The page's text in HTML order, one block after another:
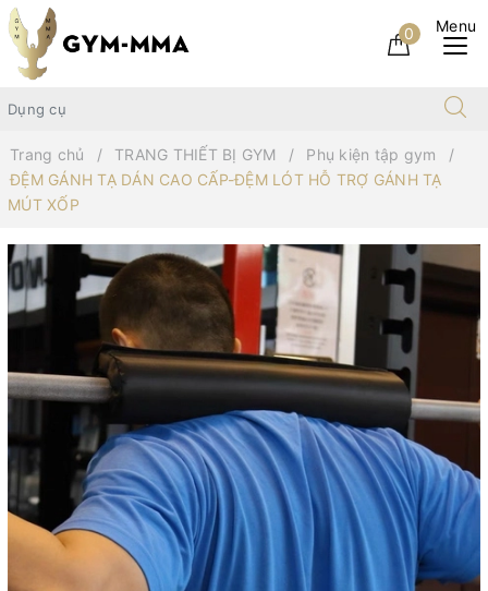
0
Trang chủ TRANG THIẾT BỊ GYM
Phụ kiện tập gym
ĐỆM GÁNH TẠ DÁN CAO CẤP-ĐỆM LÓT HỖ TRỢ GÁNH TẠ
MÚT XỐP